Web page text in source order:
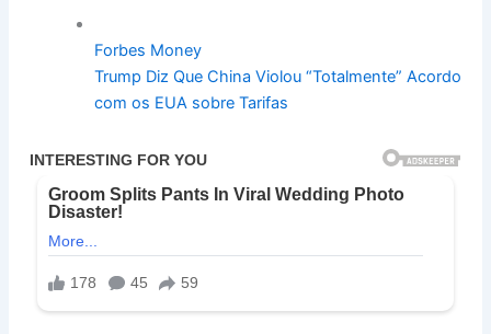
Forbes Money
Trump Diz Que China Violou “Totalmente” Acordo
com os EUA sobre Tarifas